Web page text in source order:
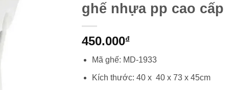
ghế nhựa pp cao cấp
450.000₫
Mã ghế: MD-1933
Kích thước: 40 x 40 x 73 x 45cm